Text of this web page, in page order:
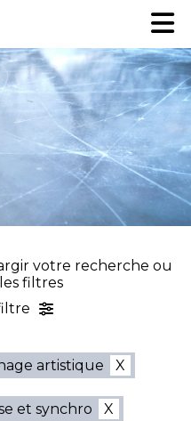
votre recherche ou
filtres
artistique
et synchro